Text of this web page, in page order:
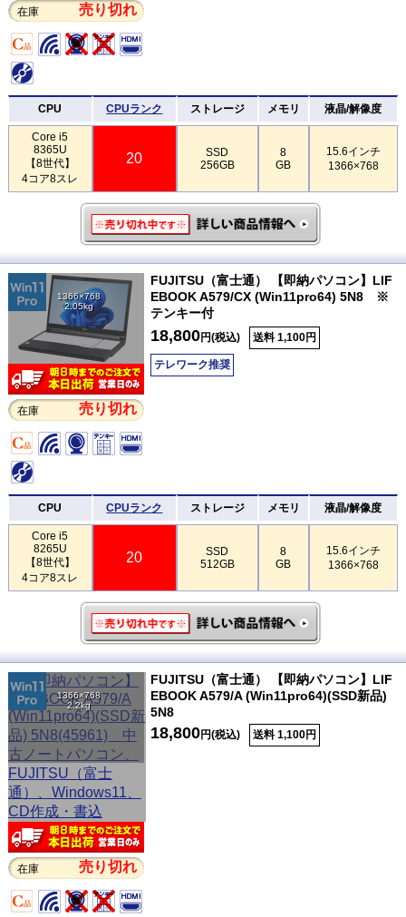
在庫 売り切れ
CPU CPUランク ストレージ メモリ 液晶/解像度
Core i5
8365U
【8世代】
4コア8スレ
20
SSD
256GB
8
GB
15.6インチ
1366×768
1366×768
2.05kg
在庫 売り切れ
FUJITSU（富士通） 【即納パソコン】LIF
EBOOK A579/CX (Win11pro64) 5N8 ※
テンキー付
18,800円(税込) 送料 1,100円
テレワーク推奨
CPU CPUランク ストレージ メモリ 液晶/解像度
Core i5
8265U
【8世代】
4コア8スレ
20
SSD
512GB
8
GB
15.6インチ
1366×768
1366×768
2.2kg
在庫 売り切れ
FUJITSU（富士通） 【即納パソコン】LIF
EBOOK A579/A (Win11pro64)(SSD新品)
5N8
18,800円(税込) 送料 1,100円